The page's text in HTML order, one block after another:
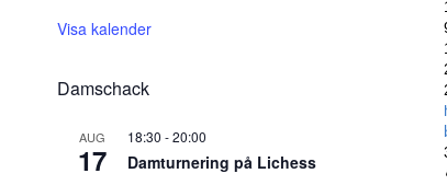
Visa kalender
Damschack
AUG
17
18:30 -20:00
Damturnering på Lichess